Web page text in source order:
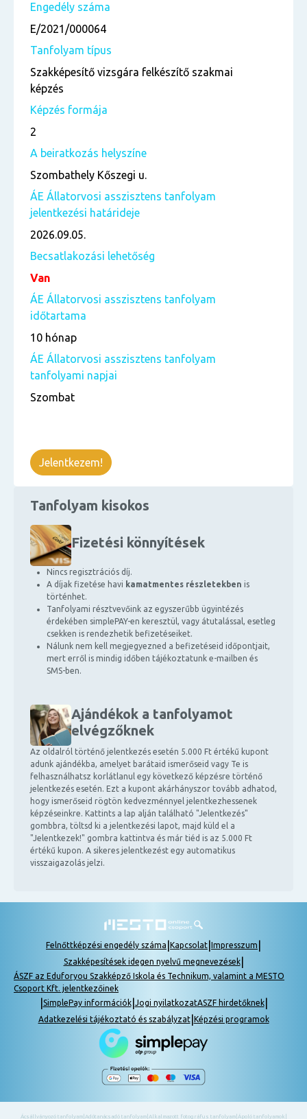
Tanfolyam kisokos
Fizetési könnyítések
Nincs regisztrációs díj.
A díjak fizetése havi kamatmentes részletekben is
történhet.
Tanfolyami résztvevőink az egyszerűbb ügyintézés
érdekében simplePAY-en keresztül, vagy átutalással, esetleg
csekken is rendezhetik befizetéseiket.
Nálunk nem kell megjegyezned a befizetéseid időpontjait,
mert erről is mindig időben tájékoztatunk e-mailben és
SMS-ben.
Ajándékok a tanfolyamot
elvégzőknek
Az oldalról történő jelentkezés esetén 5.000 Ft értékű kupont
adunk ajándékba, amelyet barátaid ismerőseid vagy Te is
felhasználhatsz korlátlanul egy következő képzésre történő
jelentkezés esetén. Ezt a kupont akárhányszor tovább adhatod,
hogy ismerőseid rögtön kedvezménnyel jelentkezhessenek
képzéseinkre. Kattints a lap alján található "Jelentkezés"
gombbra, töltsd ki a jelentkezési lapot, majd küld el a
"Jelentkezek!" gombra kattintva és már tiéd is az 5.000 Ft
értékű kupon. A sikeres jelentkezést egy automatikus
visszaigazolás jelzi.
Engedély száma
E/2021/000064
Tanfolyam típus
Szakképesítő vizsgára felkészítő szakmai
képzés
Képzés formája
2
A beiratkozás helyszíne
Szombathely Kőszegi u.
ÁE Állatorvosi asszisztens tanfolyam
jelentkezési határideje
2026.09.05.
Becsatlakozási lehetőség
Van
ÁE Állatorvosi asszisztens tanfolyam
időtartama
10 hónap
ÁE Állatorvosi asszisztens tanfolyam
tanfolyami napjai
Szombat
Jelentkezem!
Felnőttképzési engedély száma Kapcsolat Impresszum
Szakképesítések idegen nyelvű megnevezések|
ÁSZF az Eduforyou Szakképző Iskola és Technikum, valamint a MESTO
Csoport Kft. jelentkezőinek
SimplePay információk| Jogi nyilatkozatASZF hirdetőknek|
Adatkezelési tájékoztató és szabályzat| Képzési programok
Ácsállványozó tanfolyam| Adótanácsadó tanfolyam| Alkalmazott fotográfus tanfolyam| Ápoló tanfolyamok